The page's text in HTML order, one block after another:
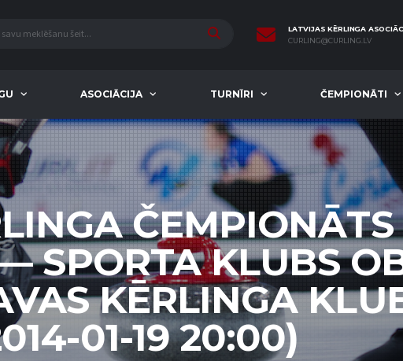
LATVIJAS KĒRLINGA
CURLING@CURLING.LV
ASOCIĀCIJA TURNĪRI ČEMPIONĀTI
ČEMPIONĀTS
SPORTA KLUBS
KĒRLINGA
01-19 20:00)